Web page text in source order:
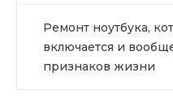
Ремонт ноутбука,
включается и
признаков жизни